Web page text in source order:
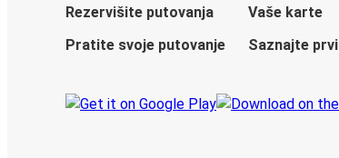
Rezervišite putovanja
Vaše karte
Pratite svoje putovanje
Saznajte prvi